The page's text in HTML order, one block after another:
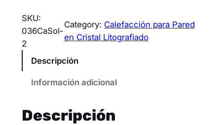
SKU:
036CaSol-
2
Category: Calefacción para Pared
en Cristal Litografiado
Descripción
Información adicional
Descripción